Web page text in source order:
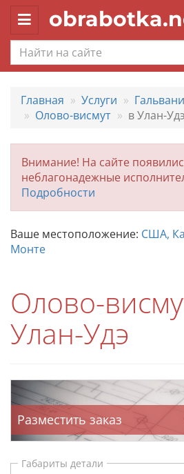
Toggle
navigation
Главная Услуги
Олово-висмут
в Улан-Удэ
Внимание! На сайте
неблагонадежные
Подробности
Ваше местоположение: США,
Монте
Олово-
Улан-Удэ
Разместить заказ
Габариты детали